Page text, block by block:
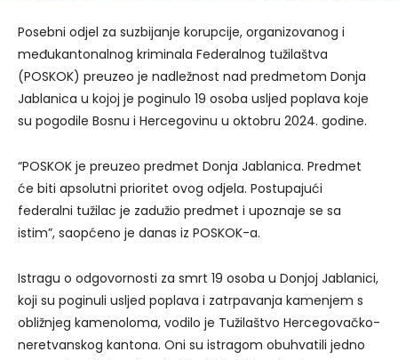
Posebni odjel za suzbijanje korupcije, organizovanog i
međukantonalnog kriminala Federalnog tužilaštva
(POSKOK) preuzeo je nadležnost nad predmetom Donja
Jablanica u kojoj je poginulo 19 osoba usljed poplava koje
su pogodile Bosnu i Hercegovinu u oktobru 2024. godine.
“POSKOK je preuzeo predmet Donja Jablanica. Predmet
će biti apsolutni prioritet ovog odjela. Postupajući
federalni tužilac je zadužio predmet i upoznaje se sa
istim”, saopćeno je danas iz POSKOK-a.
Istragu o odgovornosti za smrt 19 osoba u Donjoj Jablanici,
koji su poginuli usljed poplava i zatrpavanja kamenjem s
obližnjeg kamenoloma, vodilo je Tužilaštvo Hercegovačko-
neretvanskog kantona. Oni su istragom obuhvatili jedno